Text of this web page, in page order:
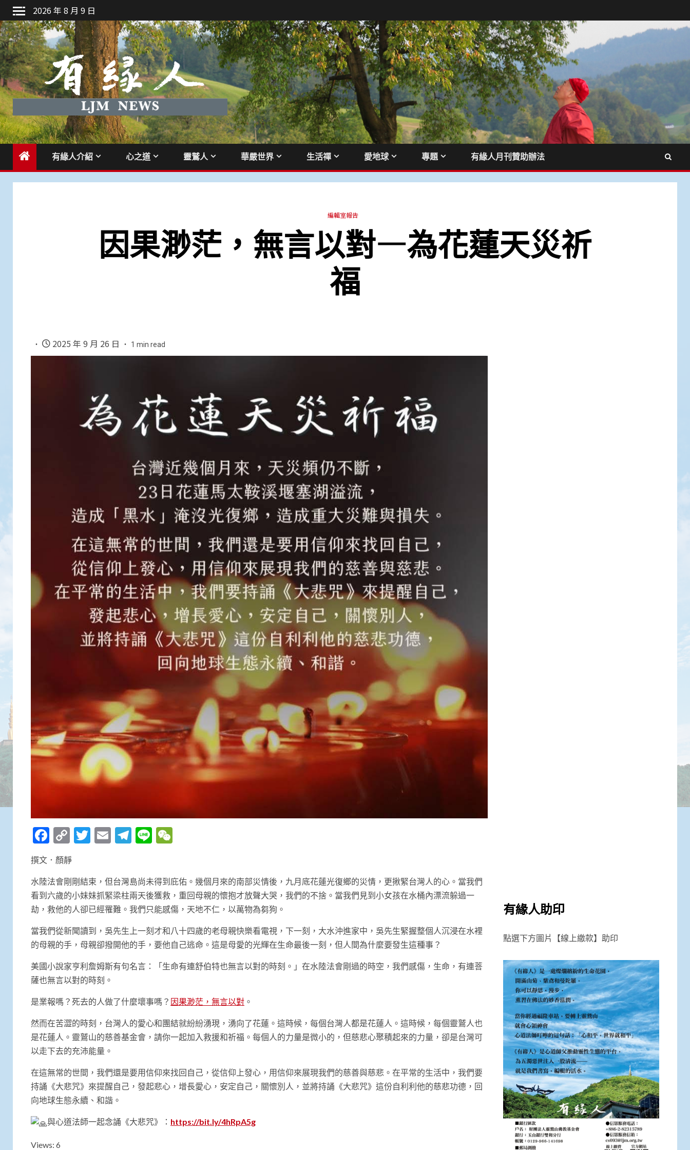
Skip
to
content
2026 年 8 月 9 日
有緣人介紹 心之道 靈鷲人 華嚴世界 生活禪 愛地球 專題 有緣人月刊贊助辦法
編輯室報告
因果渺茫，無言以對—為花蓮天災祈
福
2025 年 9 月 26 日 1 min read
Facebook
Copy
Link
Twitter
EmailTelegram
Line
撰文．顏靜
水陸法會剛剛結束，但台灣島尚未得到庇佑。幾個月來的南部災情後，九月底花蓮光復鄉的災情，更揪緊台灣人的心。當我們
看到六歲的小妹妹抓緊梁柱兩天後獲救，重回母親的懷抱才放聲大哭，我們的不捨。當我們見到小女孩在水桶內漂流躲過一
劫，救他的人卻已經罹難。我們只能感傷，天地不仁，以萬物為芻狗。
當我們從新聞讀到，吳先生上一刻才和八十四歲的老母親快樂看電視，下一刻，大水沖進家中，吳先生緊握整個人沉浸在水裡
的母親的手，母親卻撥開他的手，要他自己逃命。這是母愛的光輝在生命最後一刻，但人間為什麼要發生這種事？
美國小說家亨利詹姆斯有句名言：「生命有連舒伯特也無言以對的時刻。」在水陸法會剛過的時空，我們感傷，生命，有連菩
薩也無言以對的時刻。
是業報嗎？死去的人做了什麼壞事嗎？ 因果渺茫，無言以對 。
然而在苦澀的時刻，台灣人的愛心和團結就紛紛湧現，湧向了花蓮。這時候，每個台灣人都是花蓮人。這時候，每個靈鷲人也
是花蓮人。靈鷲山的慈善基金會，請你一起加入救援和祈福。每個人的力量是微小的，但慈悲心聚積起來的力量，卻是台灣可
以走下去的充沛能量。
在這無常的世間，我們還是要用信仰來找回自己，從信仰上發心，用信仰來展現我們的慈善與慈悲。在平常的生活中，我們要
持誦《大悲咒》來提醒自己，發起悲心，增長愛心，安定自己，關懷別人，並將持誦《大悲咒》這份自利利他的慈悲功德，回
向地球生態永續、和諧。
與心道法師一起念誦《大悲咒》： https://bit.ly/4hRpA5g
Views: 6
有緣人助印
點選下方圖片【線上繳款】助印